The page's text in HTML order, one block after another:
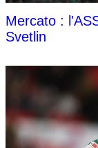
Mercato :
Svetlin